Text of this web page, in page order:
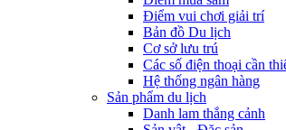
Điểm vui chơi giải trí
Bản đồ Du lịch
Cơ sở lưu trú
Các số điện thoại cần
Hệ thống ngân hàng
Sản phẩm du lịch
Danh lam thắng cảnh